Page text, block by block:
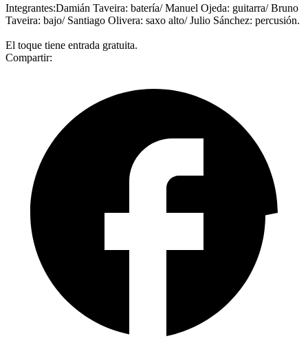
Integrantes:Damián Taveira: batería/ Manuel Ojeda: guitarra/ Bruno
Taveira: bajo/ Santiago Olivera: saxo alto/ Julio Sánchez: percusión.
El toque tiene entrada gratuita.
Compartir: